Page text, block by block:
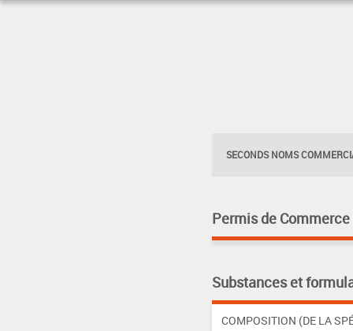
SECONDS NOMS
Permis de
Substances et
COMPOSITION (DE LA